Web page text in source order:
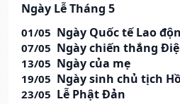
Ngày Lễ Tháng 5
01/05 Ngày Quốc tế Lao
07/05 Ngày chiến thắng
13/05 Ngày của mẹ
19/05 Ngày sinh chủ tịch
23/05 Lễ Phật Đản